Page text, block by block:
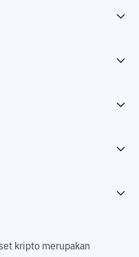
kripto merupakan